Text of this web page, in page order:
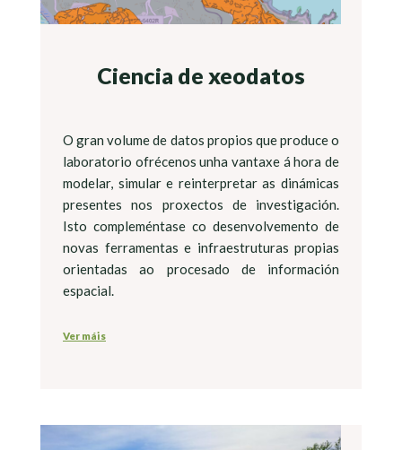
Ciencia de xeodatos
O gran volume de datos propios que produce o
laboratorio ofrécenos unha vantaxe á hora de
modelar, simular e reinterpretar as dinámicas
presentes nos proxectos de investigación.
Isto compleméntase co desenvolvemento de
novas ferramentas e infraestruturas propias
orientadas ao procesado de información
espacial.
Ver máis